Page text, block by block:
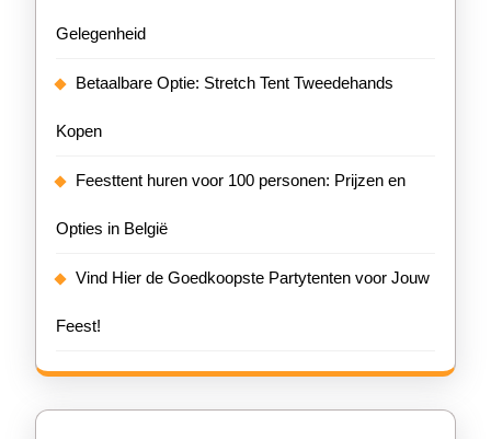
Gelegenheid
Betaalbare Optie: Stretch Tent Tweedehands
Kopen
Feesttent huren voor 100 personen: Prijzen en
Opties in België
Vind Hier de Goedkoopste Partytenten voor Jouw
Feest!